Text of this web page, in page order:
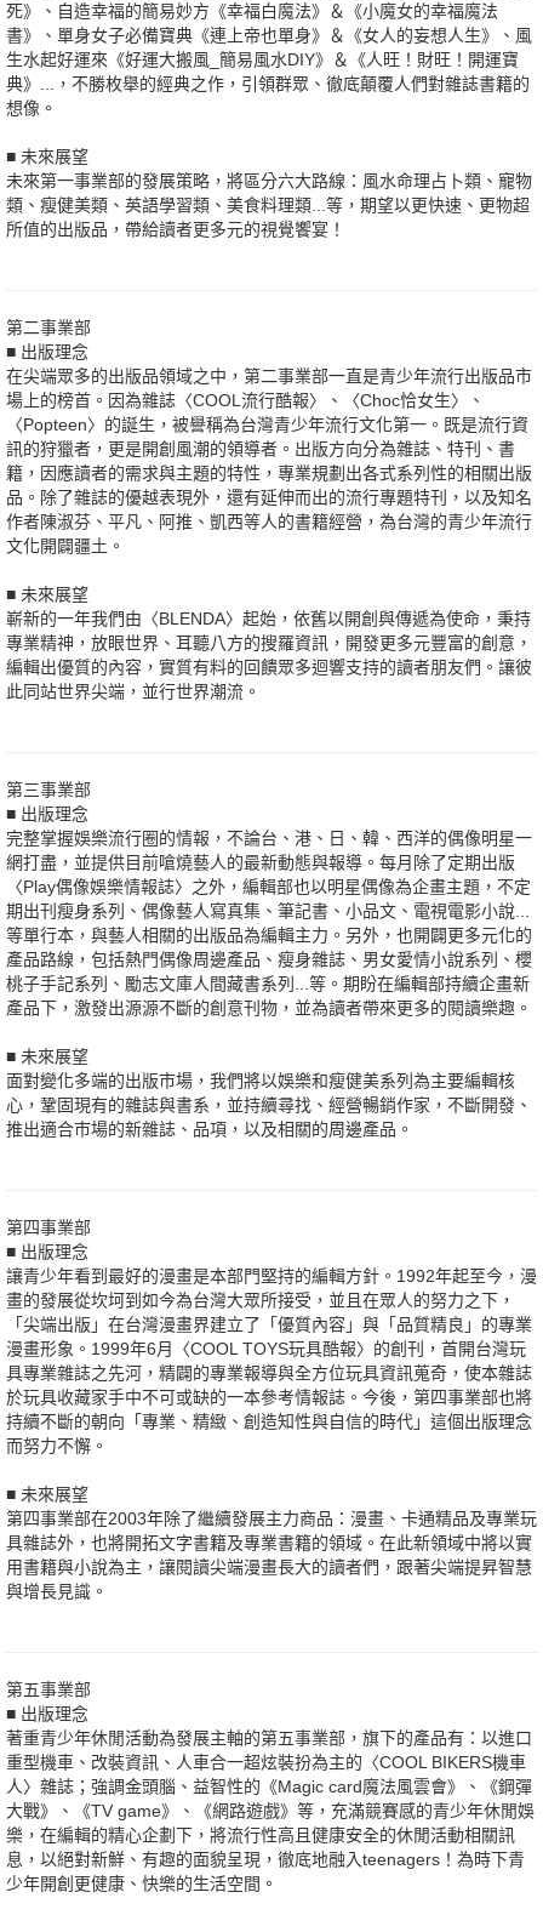
死》、自造幸福的簡易妙方《幸福白魔法》＆《小魔女的幸福魔法
書》、單身女子必備寶典《連上帝也單身》＆《女人的妄想人生》、風
生水起好運來《好運大搬風_簡易風水DIY》＆《人旺！財旺！開運寶
典》...，不勝枚舉的經典之作，引領群眾、徹底顛覆人們對雜誌書籍的
想像。
■ 未來展望
未來第一事業部的發展策略，將區分六大路線：風水命理占卜類、寵物
類、瘦健美類、英語學習類、美食料理類...等，期望以更快速、更物超
所值的出版品，帶給讀者更多元的視覺饗宴！
第二事業部
■ 出版理念
在尖端眾多的出版品領域之中，第二事業部一直是青少年流行出版品市
場上的榜首。因為雜誌〈COOL流行酷報〉、〈Choc恰女生〉、
〈Popteen〉的誕生，被譽稱為台灣青少年流行文化第一。既是流行資
訊的狩獵者，更是開創風潮的領導者。出版方向分為雜誌、特刊、書
籍，因應讀者的需求與主題的特性，專業規劃出各式系列性的相關出版
品。除了雜誌的優越表現外，還有延伸而出的流行專題特刊，以及知名
作者陳淑芬、平凡、阿推、凱西等人的書籍經營，為台灣的青少年流行
文化開闢疆土。
■ 未來展望
嶄新的一年我們由〈BLENDA〉起始，依舊以開創與傳遞為使命，秉持
專業精神，放眼世界、耳聽八方的搜羅資訊，開發更多元豐富的創意，
編輯出優質的內容，實質有料的回饋眾多迴響支持的讀者朋友們。讓彼
此同站世界尖端，並行世界潮流。
第三事業部
■ 出版理念
完整掌握娛樂流行圈的情報，不論台、港、日、韓、西洋的偶像明星一
網打盡，並提供目前嗆燒藝人的最新動態與報導。每月除了定期出版
〈Play偶像娛樂情報誌〉之外，編輯部也以明星偶像為企畫主題，不定
期出刊瘦身系列、偶像藝人寫真集、筆記書、小品文、電視電影小說...
等單行本，與藝人相關的出版品為編輯主力。另外，也開闢更多元化的
產品路線，包括熱門偶像周邊產品、瘦身雜誌、男女愛情小說系列、櫻
桃子手記系列、勵志文庫人間藏書系列...等。期盼在編輯部持續企畫新
產品下，激發出源源不斷的創意刊物，並為讀者帶來更多的閱讀樂趣。
■ 未來展望
面對變化多端的出版市場，我們將以娛樂和瘦健美系列為主要編輯核
心，鞏固現有的雜誌與書系，並持續尋找、經營暢銷作家，不斷開發、
推出適合市場的新雜誌、品項，以及相關的周邊產品。
第四事業部
■ 出版理念
讓青少年看到最好的漫畫是本部門堅持的編輯方針。1992年起至今，漫
畫的發展從坎坷到如今為台灣大眾所接受，並且在眾人的努力之下，
「尖端出版」在台灣漫畫界建立了「優質內容」與「品質精良」的專業
漫畫形象。1999年6月〈COOL TOYS玩具酷報〉的創刊，首開台灣玩
具專業雜誌之先河，精闢的專業報導與全方位玩具資訊蒐奇，使本雜誌
於玩具收藏家手中不可或缺的一本參考情報誌。今後，第四事業部也將
持續不斷的朝向「專業、精緻、創造知性與自信的時代」這個出版理念
而努力不懈。
■ 未來展望
第四事業部在2003年除了繼續發展主力商品：漫畫、卡通精品及專業玩
具雜誌外，也將開拓文字書籍及專業書籍的領域。在此新領域中將以實
用書籍與小說為主，讓閱讀尖端漫畫長大的讀者們，跟著尖端提昇智慧
與增長見識。
第五事業部
■ 出版理念
著重青少年休閒活動為發展主軸的第五事業部，旗下的產品有：以進口
重型機車、改裝資訊、人車合一超炫裝扮為主的〈COOL BIKERS機車
人〉雜誌；強調金頭腦、益智性的《Magic card魔法風雲會》、《鋼彈
大戰》、《TV game》、《網路遊戲》等，充滿競賽感的青少年休閒娛
樂，在編輯的精心企劃下，將流行性高且健康安全的休閒活動相關訊
息，以絕對新鮮、有趣的面貌呈現，徹底地融入teenagers！為時下青
少年開創更健康、快樂的生活空間。